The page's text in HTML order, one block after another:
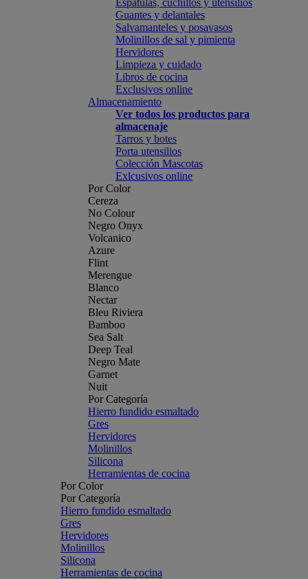
Espátulas, cuchillos y utensilios
Guantes y delantales
Salvamanteles y posavasos
Molinillos de sal y pimienta
Hervidores
Limpieza y cuidado
Libros de cocina
Exclusivos online
Almacenamiento
Ver todos los productos para
almacenaje
Tarros y botes
Porta utensilios
Colección Mascotas
Exlcusivos online
Por Color
Cereza
No Colour
Negro Onyx
Volcanico
Azure
Flint
Merengue
Blanco
Nectar
Bleu Riviera
Bamboo
Sea Salt
Deep Teal
Negro Mate
Garnet
Nuit
Por Categoría
Hierro fundido esmaltado
Gres
Hervidores
Molinillos
Silicona
Herramientas de cocina
Por Color
Por Categoría
Hierro fundido esmaltado
Gres
Hervidores
Molinillos
Silicona
Herramientas de cocina